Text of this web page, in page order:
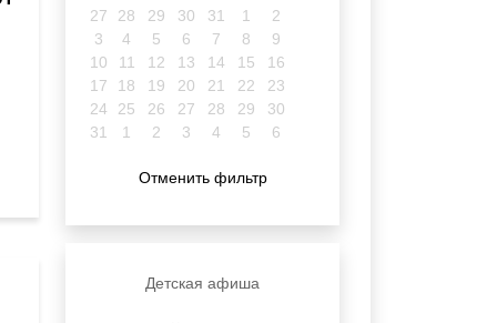
27 28 29 30 31 1
2
3
4 5 6 7 8
9
10
11 12 13 14 15
16
17
18 19 20 21 22
23
24
25 26 27 28 29
30
31
1 2 3 4 5 6
Отменить фильтр
Детская афиша